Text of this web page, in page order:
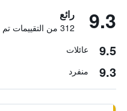
9.3 رائع
312 من التقييمات تم التحقق منها
9.5 عائلات
9.3 منفرد